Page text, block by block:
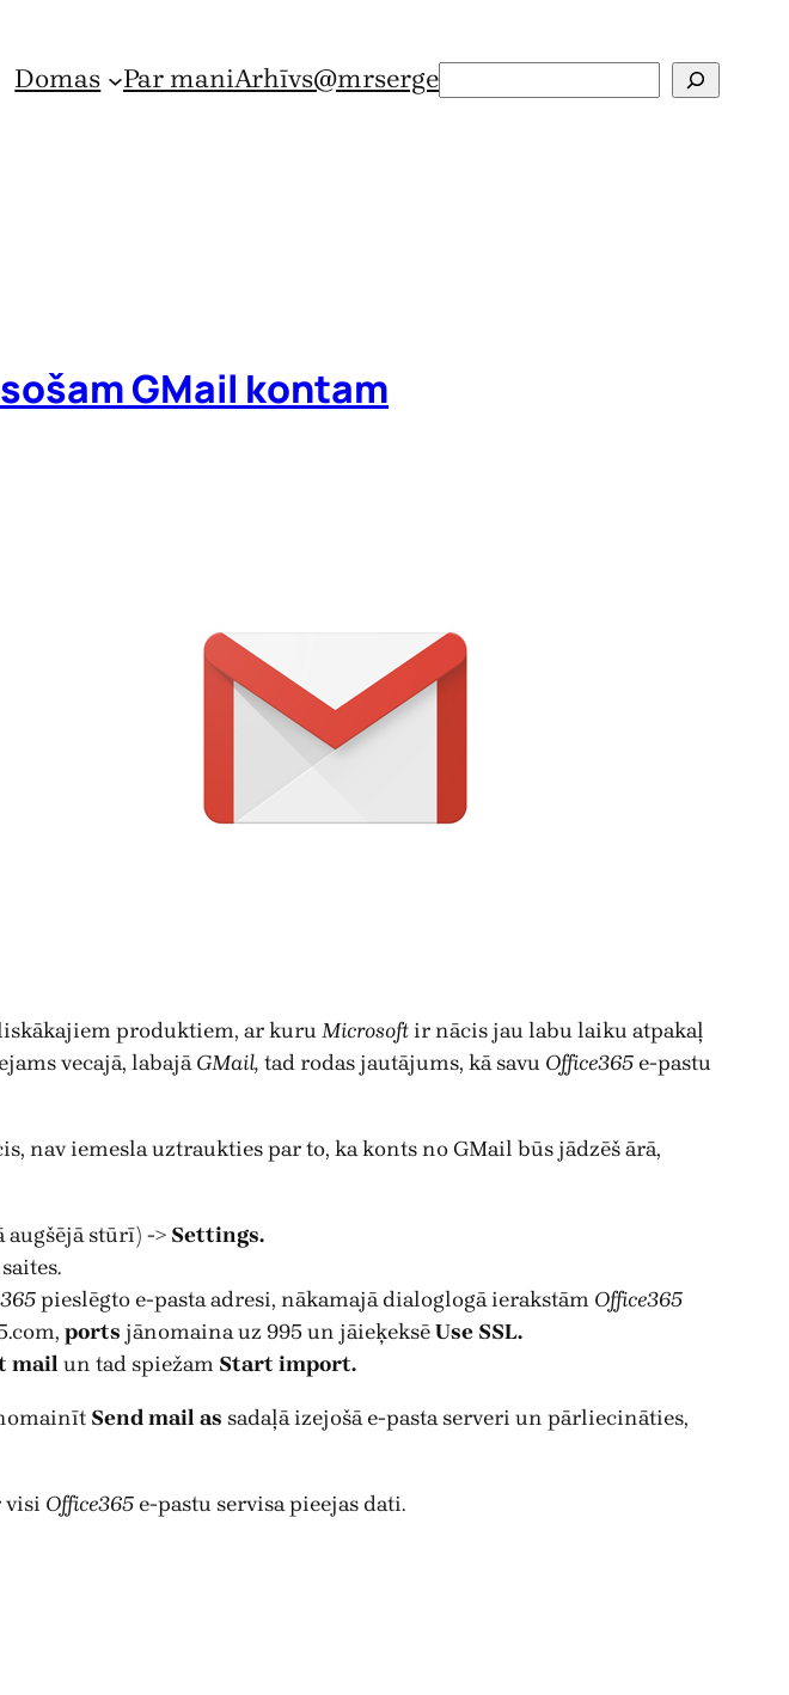
Domas Par maniArhīvs@mrsergeSearch
GMail kontam
produktiem, ar kuruMicrosoftir nācis jau labu laiku atpakaļ
vecajā, labajāGMail, tad rodas jautājums, kā savu Office365 e-pastu
nav iemesla uztraukties par to, ka konts no GMail būs jādzēš ārā,
augšējā stūrī) -> Settings.
pieslēgto e-pasta adresi, nākamajā dialoglogā ierakstām Office365
ports jānomaina uz 995 un jāieķeksēUse SSL.
mail un tad spiežam Start import.
Send mail as sadaļā izejošā e-pasta serveri un pārliecināties,
visi Office365 e-pastu servisa pieejas dati.